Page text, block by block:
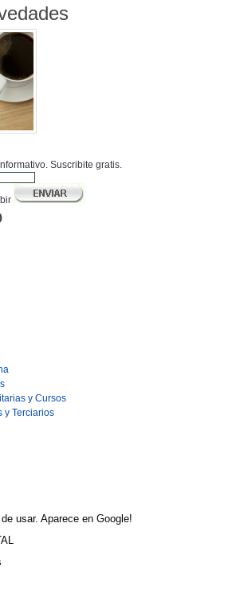
Suscribite gratis.
y Cursos
y Terciarios
usar. Aparece en Google!